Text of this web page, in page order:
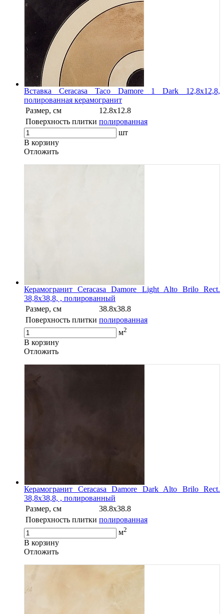
Вставка Ceracasa Taco Damore 1 Dark 12,8x12,8,
полированная керамогранит
Размер, см
12.8х12.8
Поверхность плитки полированная
шт
В корзину
Oтложить
Керамогранит Ceracasa Damore Light Alto Brilo Rect.
38,8x38,8, , полированный
Размер, см
38.8x38.8
Поверхность плитки полированная
м2
В корзину
Oтложить
Керамогранит Ceracasa Damore Dark Alto Brilo Rect.
38,8x38,8, , полированный
Размер, см
38.8x38.8
Поверхность плитки полированная
м2
В корзину
Oтложить